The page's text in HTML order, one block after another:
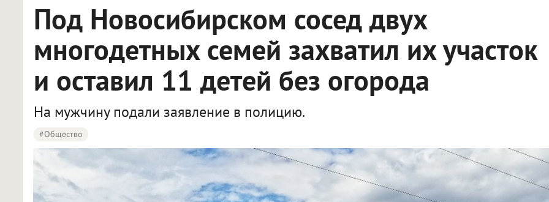
Под Новосибирском сосед двух
многодетных семей захватил их участок
и оставил 11 детей без огорода
На мужчину подали заявление в полицию.
#Общество